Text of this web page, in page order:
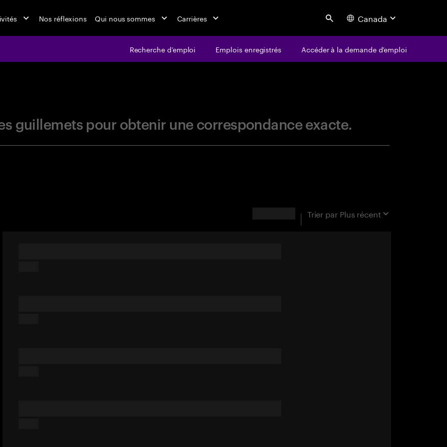
Nos réflexions Qui nous sommes Carrières Search Canada
Recherche d’emploi Emplois enregistrés Accéder à la demande d’emploi
guillemets pour obtenir une correspondance exacte.
Trier par Plus récent